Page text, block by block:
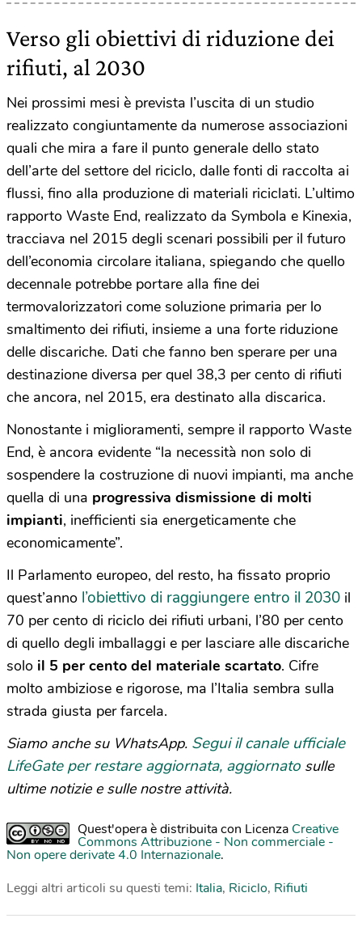
Verso gli obiettivi di riduzione dei
rifiuti, al 2030
Nei prossimi mesi è prevista l’uscita di un studio
realizzato congiuntamente da numerose associazioni
quali che mira a fare il punto generale dello stato
dell’arte del settore del riciclo, dalle fonti di raccolta ai
flussi, fino alla produzione di materiali riciclati. L’ultimo
rapporto Waste End, realizzato da Symbola e Kinexia,
tracciava nel 2015 degli scenari possibili per il futuro
dell’economia circolare italiana, spiegando che quello
decennale potrebbe portare alla fine dei
termovalorizzatori come soluzione primaria per lo
smaltimento dei rifiuti, insieme a una forte riduzione
delle discariche. Dati che fanno ben sperare per una
destinazione diversa per quel 38,3 per cento di rifiuti
che ancora, nel 2015, era destinato alla discarica.
Nonostante i miglioramenti, sempre il rapporto Waste
End, è ancora evidente “la necessità non solo di
sospendere la costruzione di nuovi impianti, ma anche
quella di una progressiva dismissione di molti
impianti, inefficienti sia energeticamente che
economicamente”.
Il Parlamento europeo, del resto, ha fissato proprio
quest’anno l’obiettivo di raggiungere entro il 2030 il
70 per cento di riciclo dei rifiuti urbani, l’80 per cento
di quello degli imballaggi e per lasciare alle discariche
solo il 5 per cento del materiale scartato. Cifre
molto ambiziose e rigorose, ma l’Italia sembra sulla
strada giusta per farcela.
Siamo anche su WhatsApp. Segui il canale ufficiale
LifeGate per restare aggiornata, aggiornato sulle
ultime notizie e sulle nostre attività.
Quest'opera è distribuita con Licenza Creative
Commons Attribuzione - Non commerciale -
Non opere derivate 4.0 Internazionale.
Leggi altri articoli su questi temi: Italia, Riciclo, Rifiuti